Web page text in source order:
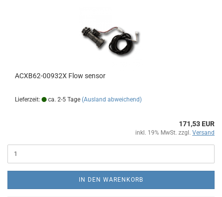
ACXB62-00932X Flow sensor
Lieferzeit: ca. 2-5 Tage (Ausland abweichend)
171,53 EUR
inkl. 19% MwSt. zzgl. Versand
IN DEN WARENKORB